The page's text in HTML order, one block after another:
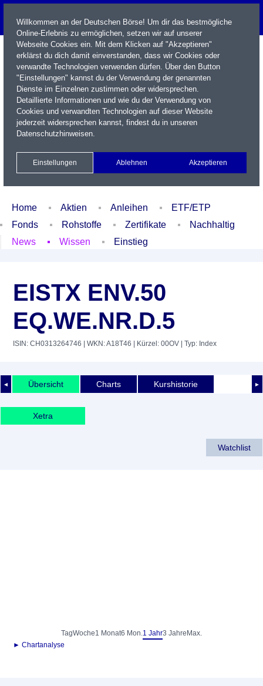
Name / WKN / ISIN / Kürzel
Xetra Realtime
Watchlist Portfolio Login
Home Aktien Anleihen
ETF/ETP
Fonds
Rohstoffe Zertifikate
Nachhaltig
News
Wissen Einstieg
EISTX ENV.50
EQ.WE.NR.D.5
ISIN: CH0313264746 | WKN: A18T46 | Kürzel: 00OV | Typ: Index
◄ ►
Übersicht Charts Kurshistorie
Xetra
Watchlist
TagWoche1 Monat6 Mon.1 Jahr3 Jahre Max.
► Chartanalyse
Willkommen an der Deutschen Börse! Um dir das bestmögliche
Online-Erlebnis zu ermöglichen, setzen wir auf unserer
Webseite Cookies ein. Mit dem Klicken auf "Akzeptieren"
erklärst du dich damit einverstanden, dass wir Cookies oder
verwandte Technologien verwenden dürfen. Über den Button
"Einstellungen" kannst du der Verwendung der genannten
Dienste im Einzelnen zustimmen oder widersprechen.
Detaillierte Informationen und wie du der Verwendung von
Cookies und verwandten Technologien auf dieser Website
jederzeit widersprechen kannst, findest du in unseren
Datenschutzhinweisen.
Einstellungen Ablehnen Akzeptieren